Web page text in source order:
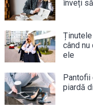
înveți
când
ele
Pantofii
piardă